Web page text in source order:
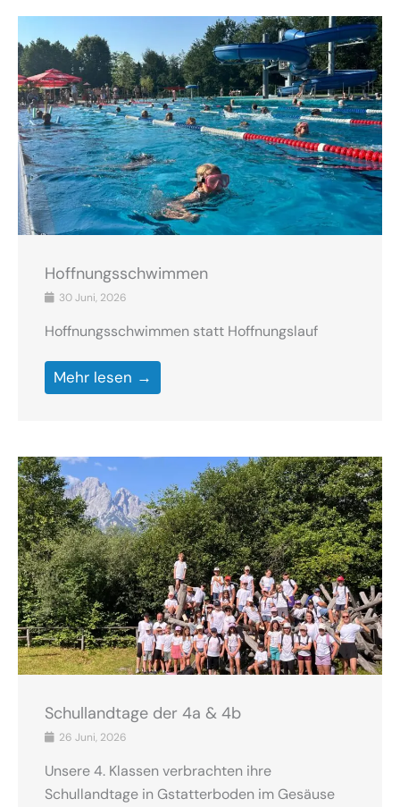
Hoffnungsschwimmen
30 Juni, 2026
Hoffnungsschwimmen statt Hoffnungslauf
Mehr lesen →
Schullandtage der 4a & 4b
26 Juni, 2026
Unsere 4. Klassen verbrachten ihre
Schullandtage in Gstatterboden im Gesäuse